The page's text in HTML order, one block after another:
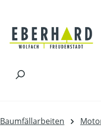
Baumfällarbeiten